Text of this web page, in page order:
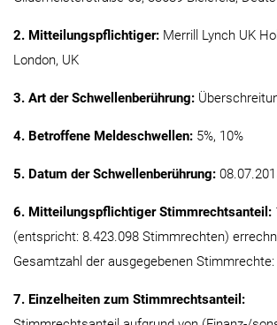
2. Mitteilungspflichtiger: Merrill Lynch UK
London, UK
3. Art der Schwellenberührung:
4. Betroffene Meldeschwellen: 5%, 10%
5. Datum der Schwellenberührung:
6. Mitteilungspflichtiger Stimmrechtsanteil:
(entspricht: 8.423.098 Stimmrechten)
Gesamtzahl der ausgegebenen
7. Einzelheiten zum Stimmrechtsanteil: